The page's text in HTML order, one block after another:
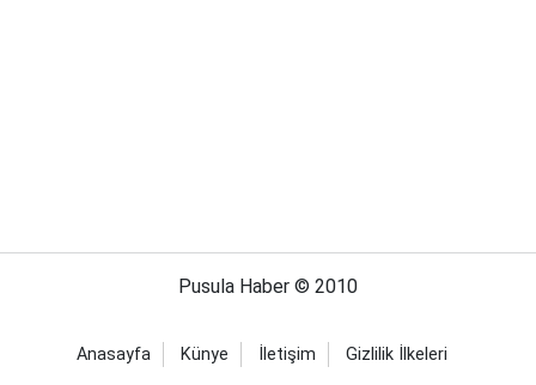
Pusula Haber © 2010
Anasayfa Künye İletişim Gizlilik İlkeleri